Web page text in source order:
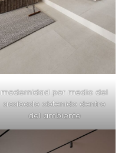
modernidad por medio del
acabado obtenido dentro
del ambiente